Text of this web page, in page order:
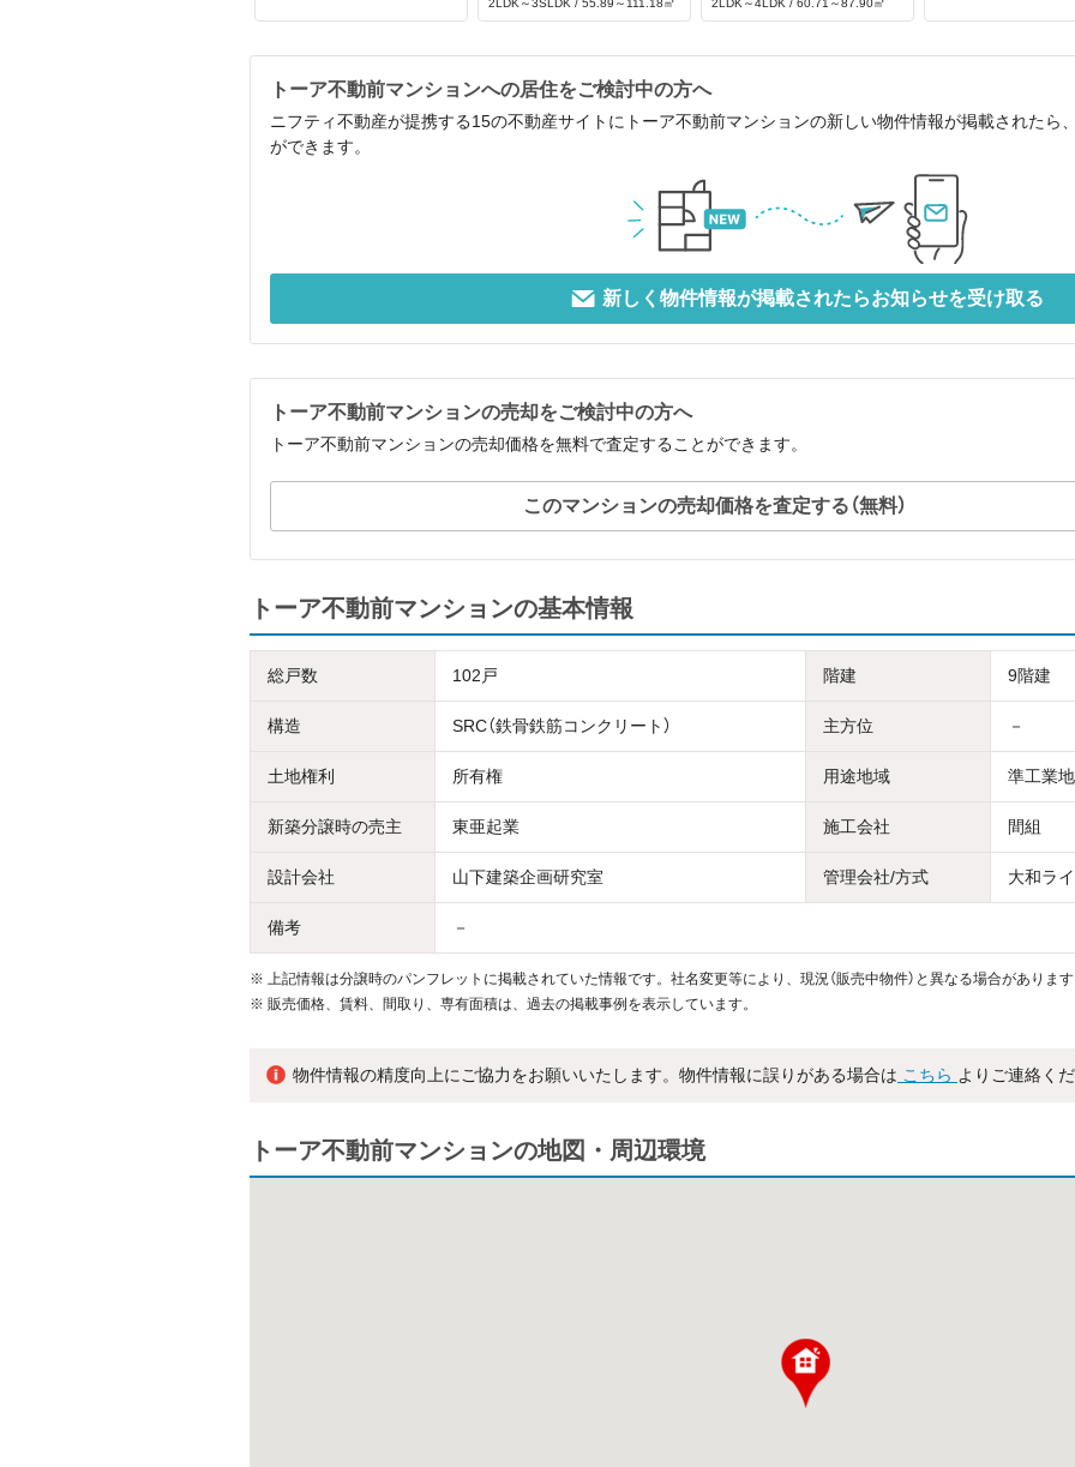
2LDK～3SLDK / 55.89～111.18㎡
2LDK～4LDK / 60.71～87.90㎡
トーア不動前マンションへの居住をご検討中の方へ
ニフティ不動産が提携する15の不動産サイトにトーア不動前マンションの新しい物件情報が掲載されたら
ができます。
新しく物件情報が掲載されたらお知らせを受け取る
トーア不動前マンションの売却をご検討中の方へ
トーア不動前マンションの売却価格を無料で査定することができます。
このマンションの売却価格を査定する（無料）
トーア不動前マンションの基本情報
総戸数 102戸 階建 9階建
構造 SRC（鉄骨鉄筋コンクリート） 主方位 －
土地権利 所有権 用途地域 準工業
新築分譲時の売主 東亜起業 施工会社 間組
設計会社 山下建築企画研究室 管理会社/方式 大和ラ
備考 －
※
上記情報は分譲時のパンフレットに掲載されていた情報です。社名変更等により、現況（販売中物件）と異なる場合がありま
※ 販売価格、賃料、間取り、専有面積は、過去の掲載事例を表示しています。
物件情報の精度向上にご協力をお願いいたします。物件情報に誤りがある場合は こちら よりご連絡く
トーア不動前マンションの地図・周辺環境